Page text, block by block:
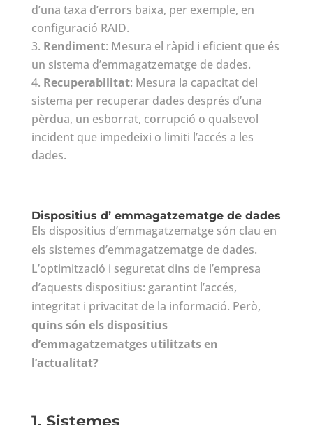
d’una taxa d’errors baixa, per exemple, en
configuració RAID.
Rendiment: Mesura el ràpid i eficient que és
un sistema d’emmagatzematge de dades.
Recuperabilitat: Mesura la capacitat del
sistema per recuperar dades després d’una
pèrdua, un esborrat, corrupció o qualsevol
incident que impedeixi o limiti l’accés a les
dades.
Dispositius d’ emmagatzematge de dades
Els dispositius d’emmagatzematge són clau en
els sistemes d’emmagatzematge de dades.
L’optimització i seguretat dins de l’empresa
d’aquests dispositius: garantint l’accés,
integritat i privacitat de la informació. Però,
quins són els dispositius
d’emmagatzematges utilitzats en
l’actualitat?
1. Sistemes